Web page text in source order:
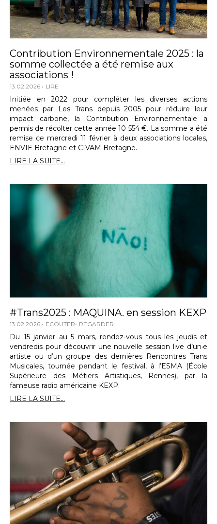
Contribution Environnementale 2025 : la
somme collectée a été remise aux
associations !
13.02.2026 LIRE
Initiée en 2022 pour compléter les diverses actions
menées par Les Trans depuis 2005 pour réduire leur
impact carbone, la Contribution Environnementale a
permis de récolter cette année 10 554 €. La somme a été
remise ce mercredi 11 février à deux associations locales,
ENVIE Bretagne et CIVAM Bretagne.
LIRE LA SUITE...
#Trans2025 : MAQUINA. en session KEXP
13.02.2026 ECOUTER REGARDER
Du 15 janvier au 5 mars, rendez-vous tous les jeudis et
vendredis pour découvrir une nouvelle session live d’un·e
artiste ou d’un groupe des dernières Rencontres Trans
Musicales, tournée pendant le festival, à l’ESMA (École
Supérieure des Métiers Artistiques, Rennes), par la
fameuse radio américaine KEXP.
LIRE LA SUITE...